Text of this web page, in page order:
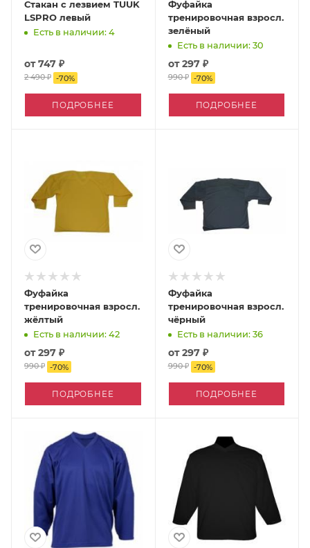
Стакан с лезвием TUUK
LSPRO левый
Есть в наличии: 4
от747 ₽
2 490 ₽ -70%
ПОДРОБНЕЕ
Фуфайка
тренировочная взросл.
зелёный
Есть в наличии: 30
от297 ₽
990 ₽ -70%
ПОДРОБНЕЕ
Фуфайка
тренировочная взросл.
жёлтый
Есть в наличии: 42
от297 ₽
990 ₽ -70%
ПОДРОБНЕЕ
Фуфайка
тренировочная взросл.
чёрный
Есть в наличии: 36
от297 ₽
990 ₽ -70%
ПОДРОБНЕЕ